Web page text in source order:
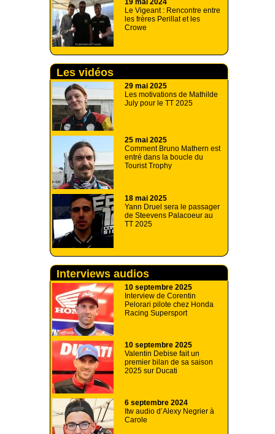
19 mai 2024
Le Vigeant : Rencontre entre
les frères Perillat et les
Crowe
Les vidéos
29 mai 2025
Les motivations de Mathilde
July pour le TT 2025
25 mai 2025
Comment Bruno Mathern est
entré dans la boucle du
Tourist Trophy
18 mai 2025
Yann Druel sera le passager
de Steevens Palacoeur au
TT 2025
Interviews audios
10 septembre 2025
Interview de Corentin
Pelorari pilote chez Honda
Racing Supersport
10 septembre 2025
Valentin Debise fait un
premier bilan de sa saison
2025 sur Ducati
6 septembre 2024
Itw audio d’Alexy Negrier à
Carole